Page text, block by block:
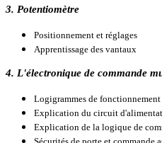
3. Potentiomètre
Positionnement et réglages
Apprentissage des vantaux
4. L'électronique de commande
Logigrammes de fonctionnement
Explication du circuit
Explication de la logique de